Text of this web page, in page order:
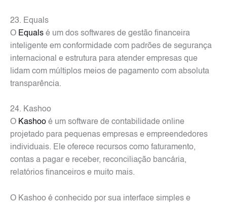
23. Equals
O Equals é um dos softwares de gestão financeira
inteligente em conformidade com padrões de segurança
internacional e estrutura para atender empresas que
lidam com múltiplos meios de pagamento com absoluta
transparência.
24. Kashoo
O Kashoo é um software de contabilidade online
projetado para pequenas empresas e empreendedores
individuais. Ele oferece recursos como faturamento,
contas a pagar e receber, reconciliação bancária,
relatórios financeiros e muito mais.
O Kashoo é conhecido por sua interface simples e